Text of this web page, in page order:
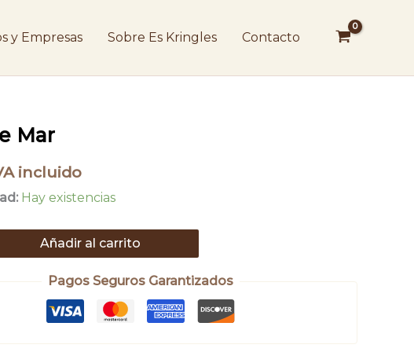
y Empresas Sobre Es Kringles Contacto
Mar
incluido
Hay existencias
Añadir al carrito
Pagos Seguros Garantizados